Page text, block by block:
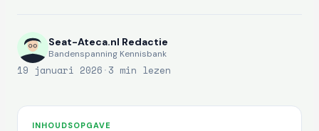
Seat-Ateca.nl Redactie
Bandenspanning Kennisbank
19 januari 2026 · 3 min lezen
INHOUDSOPGAVE